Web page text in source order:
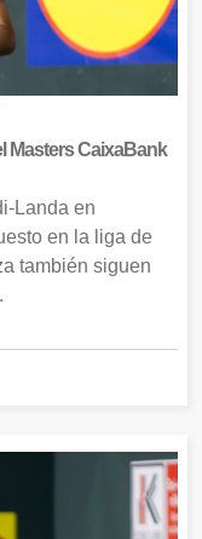
Masters CaixaBank
Landa en
en la liga de
también siguen